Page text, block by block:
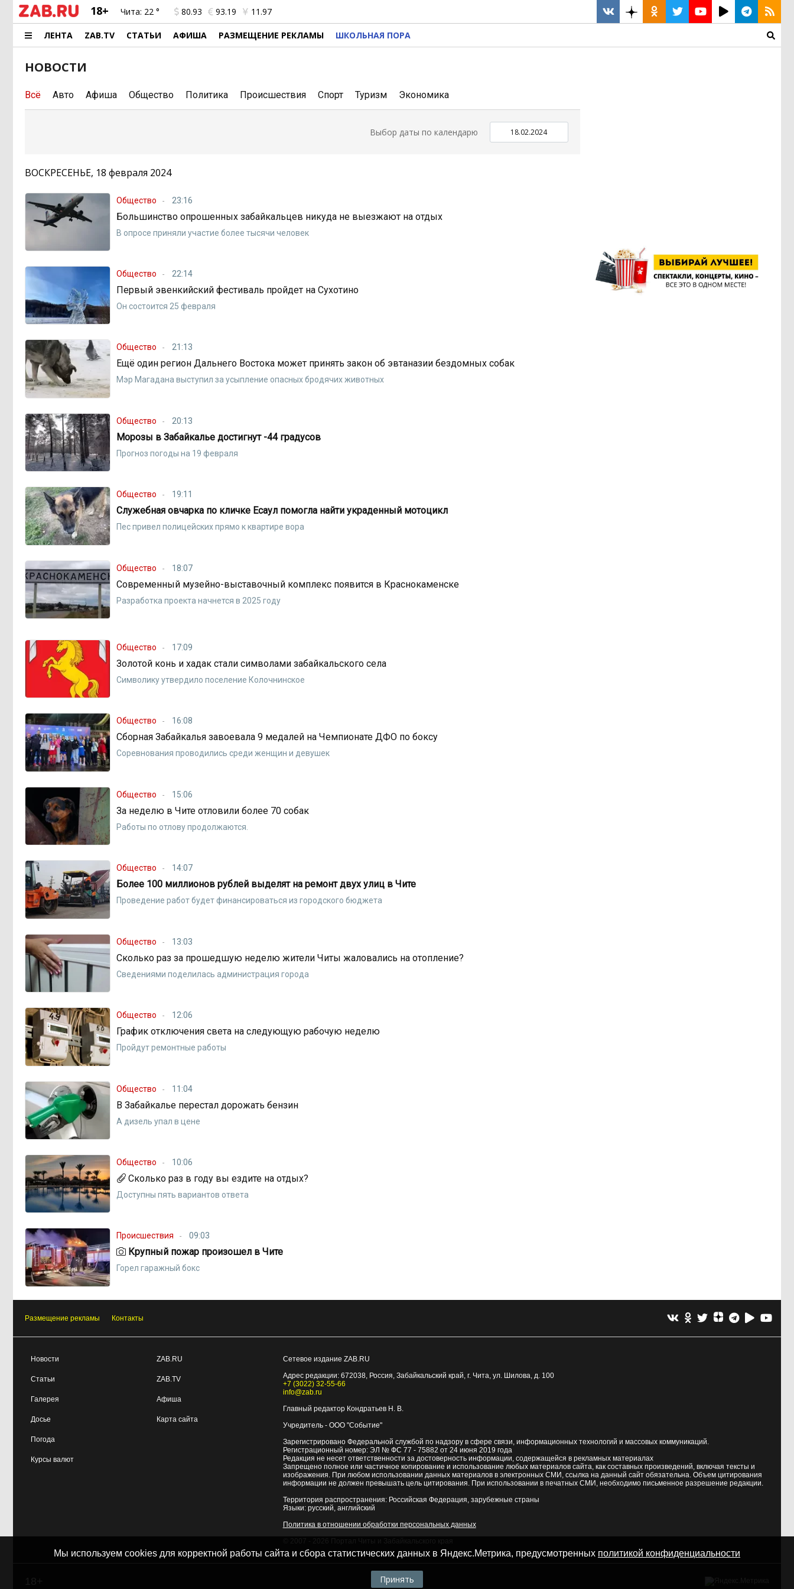
18+ Чита: 22 ° 80.93 93.19 11.97
ЛЕНТА ZAB.TV СТАТЬИ АФИША РАЗМЕЩЕНИЕ РЕКЛАМЫ ШКОЛЬНАЯ ПОРА
НОВОСТИ
Всё Авто Афиша Общество Политика Происшествия Спорт Туризм Экономика
Выбор даты по календарю
ВОСКРЕСЕНЬЕ, 18 февраля 2024
Общество 23:16
Большинство опрошенных забайкальцев никуда не выезжают на отдых
В опросе приняли участие более тысячи человек
Общество 22:14
Первый эвенкийский фестиваль пройдет на Сухотино
Он состоится 25 февраля
Общество 21:13
Ещё один регион Дальнего Востока может принять закон об эвтаназии бездомных собак
Мэр Магадана выступил за усыпление опасных бродячих животных
Общество 20:13
Морозы в Забайкалье достигнут -44 градусов
Прогноз погоды на 19 февраля
Общество 19:11
Служебная овчарка по кличке Есаул помогла найти украденный мотоцикл
Пес привел полицейских прямо к квартире вора
Общество 18:07
Современный музейно-выставочный комплекс появится в Краснокаменске
Разработка проекта начнется в 2025 году
Общество 17:09
Золотой конь и хадак стали символами забайкальского села
Символику утвердило поселение Колочнинское
Общество 16:08
Сборная Забайкалья завоевала 9 медалей на Чемпионате ДФО по боксу
Соревнования проводились среди женщин и девушек
Общество 15:06
За неделю в Чите отловили более 70 собак
Работы по отлову продолжаются.
Общество 14:07
Более 100 миллионов рублей выделят на ремонт двух улиц в Чите
Проведение работ будет финансироваться из городского бюджета
Общество 13:03
Сколько раз за прошедшую неделю жители Читы жаловались на отопление?
Сведениями поделилась администрация города
Общество 12:06
График отключения света на следующую рабочую неделю
Пройдут ремонтные работы
Общество 11:04
В Забайкалье перестал дорожать бензин
А дизель упал в цене
Общество 10:06
Сколько раз в году вы ездите на отдых?
Доступны пять вариантов ответа
Происшествия 09:03
Крупный пожар произошел в Чите
Горел гаражный бокс
Размещение рекламы Контакты
Новости
Статьи
Галерея
Досье
Погода
Курсы валют
ZAB.RU
ZAB.TV
Афиша
Карта сайта
Сетевое издание ZAB.RU
Адрес редакции: 672038, Россия, Забайкальский край, г. Чита, ул. Шилова, д. 100
+7 (3022) 32-55-66
info@zab.ru
Главный редактор Кондратьев Н. В.
Учредитель - ООО "Событие"
Зарегистрировано Федеральной службой по надзору в сфере связи, информационных технологий и массовых коммуникаций.
Регистрационный номер: ЭЛ № ФС 77 - 75882 от 24 июня 2019 года
Редакция не несет ответственности за достоверность информации, содержащейся в рекламных материалах
Запрещено полное или частичное копирование и использование любых материалов сайта, как составных произведений, включая тексты и
изображения. При любом использовании данных материалов в электронных СМИ, ссылка на данный сайт обязательна. Объем цитирования
информации не должен превышать цель цитирования. При использовании в печатных СМИ, необходимо письменное разрешение редакции.
Территория распространения: Российская Федерация, зарубежные страны
Языки: русский, английский
Политика в отношении обработки персональных данных
Мы используем cookies для корректной работы сайта и сбора статистических данных в Яндекс.Метрика, предусмотренных политикой конфиденциальности
Принять